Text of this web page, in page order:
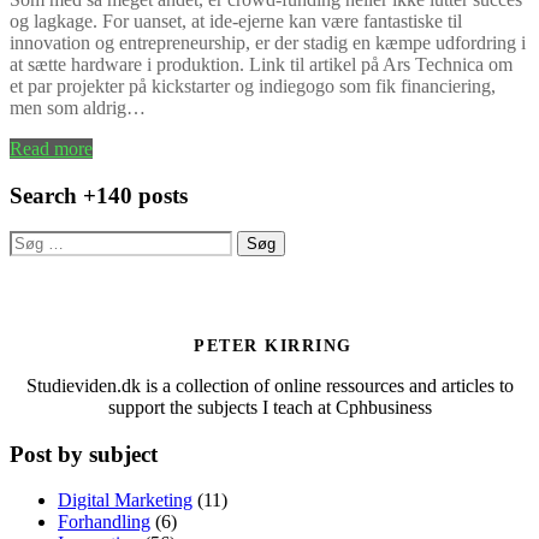
og lagkage. For uanset, at ide-ejerne kan være fantastiske til
innovation og entrepreneurship, er der stadig en kæmpe udfordring i
at sætte hardware i produktion. Link til artikel på Ars Technica om
et par projekter på kickstarter og indiegogo som fik financiering,
men som aldrig…
Read more
Search +140 posts
Søg
efter:
PETER KIRRING
Studieviden.dk is a collection of online ressources and articles to
support the subjects I teach at Cphbusiness
Post by subject
Digital Marketing (11)
Forhandling (6)